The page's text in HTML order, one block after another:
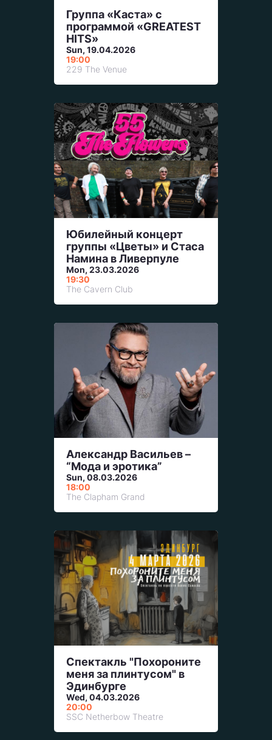
Группа «Каста» с
программой «GREATEST
HITS»
Sun, 19.04.2026
19:00
229 The Venue
Юбилейный концерт
группы «Цветы» и Стаса
Намина в Ливерпуле
Mon, 23.03.2026
19:30
The Cavern Club
Александр Васильев –
“Мода и эротика”
Sun, 08.03.2026
18:00
The Clapham Grand
Спектакль "Похороните
меня за плинтусом" в
Эдинбурге
Wed, 04.03.2026
20:00
SSC Netherbow Theatre